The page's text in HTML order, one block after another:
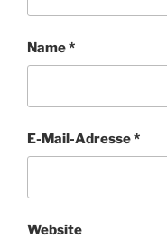
Name*
E-Mail-Adresse*
Website